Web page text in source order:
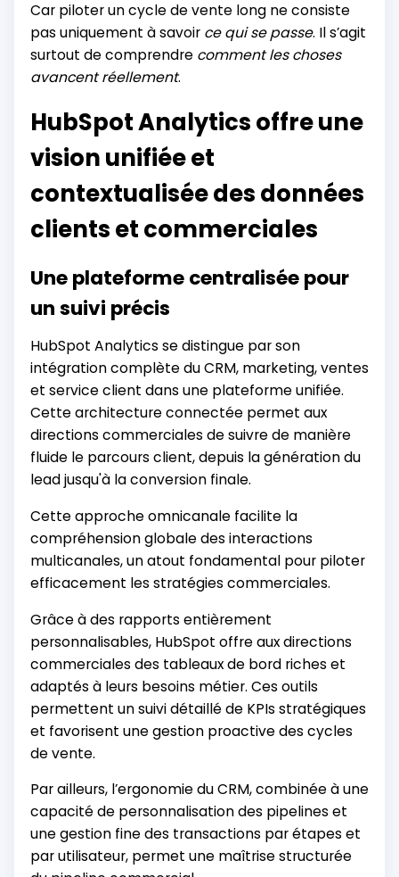
Car piloter un cycle de vente long ne consiste
pas uniquement à savoir ce qui se passe. Il s’agit
surtout de comprendre comment les choses
avancent réellement.
HubSpot Analytics offre une
vision unifiée et
contextualisée des données
clients et commerciales
Une plateforme centralisée pour
un suivi précis
HubSpot Analytics se distingue par son
intégration complète du CRM, marketing, ventes
et service client dans une plateforme unifiée.
Cette architecture connectée permet aux
directions commerciales de suivre de manière
fluide le parcours client, depuis la génération du
lead jusqu'à la conversion finale.
Cette approche omnicanale facilite la
compréhension globale des interactions
multicanales, un atout fondamental pour piloter
efficacement les stratégies commerciales.
Grâce à des rapports entièrement
personnalisables, HubSpot offre aux directions
commerciales des tableaux de bord riches et
adaptés à leurs besoins métier. Ces outils
permettent un suivi détaillé de KPIs stratégiques
et favorisent une gestion proactive des cycles
de vente.
Par ailleurs, l’ergonomie du CRM, combinée à une
capacité de personnalisation des pipelines et
une gestion fine des transactions par étapes et
par utilisateur, permet une maîtrise structurée